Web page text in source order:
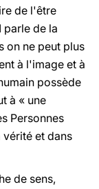
de l'être
parle de la
on ne peut plus
à l'image et à
possède
à « une
Personnes
et dans
de sens,